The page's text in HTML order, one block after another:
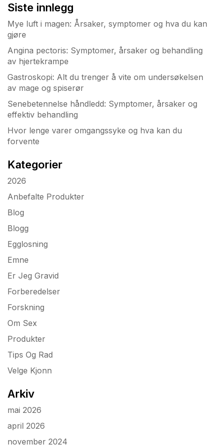
Siste innlegg
Mye luft i magen: Årsaker, symptomer og hva du kan
gjøre
Angina pectoris: Symptomer, årsaker og behandling
av hjertekrampe
Gastroskopi: Alt du trenger å vite om undersøkelsen
av mage og spiserør
Senebetennelse håndledd: Symptomer, årsaker og
effektiv behandling
Hvor lenge varer omgangssyke og hva kan du
forvente
Kategorier
2026
Anbefalte Produkter
Blog
Blogg
Egglosning
Emne
Er Jeg Gravid
Forberedelser
Forskning
Om Sex
Produkter
Tips Og Rad
Velge Kjonn
Arkiv
mai 2026
april 2026
november 2024